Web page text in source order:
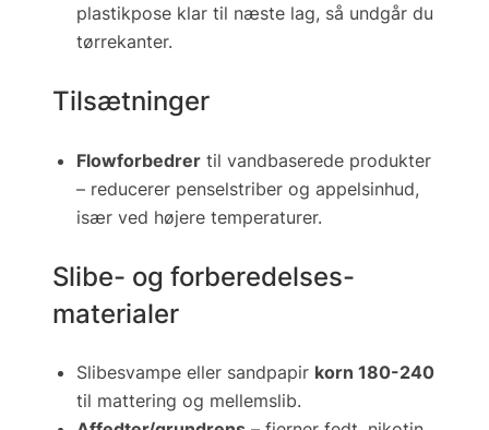
plastikpose klar til næste lag, så undgår du
tørrekanter.
Tilsætninger
Flowforbedrer til vandbaserede produkter
– reducerer penselstriber og appelsinhud,
især ved højere temperaturer.
Slibe- og forberedelses­
materialer
Slibesvampe eller sandpapir korn 180-240
til mattering og mellemslib.